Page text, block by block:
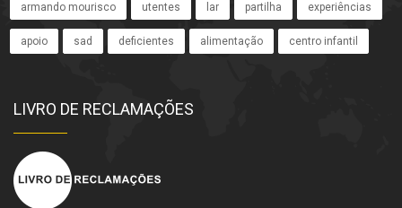
armando mourisco utentes lar partilha experiências
apoio sad deficientes alimentação centro infantil
LIVRO DE RECLAMAÇÕES